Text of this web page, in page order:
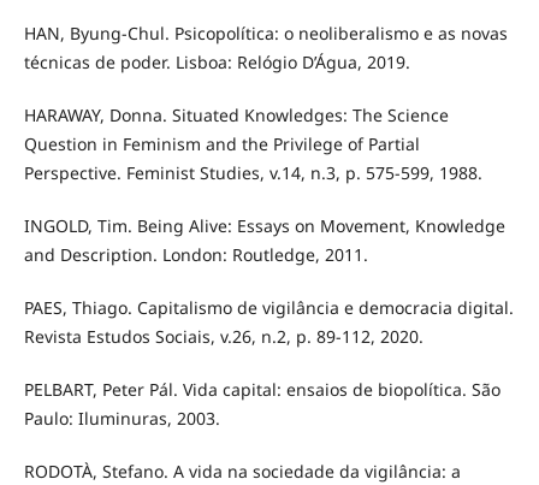
HAN, Byung-Chul. Psicopolítica: o neoliberalismo e as novas
técnicas de poder. Lisboa: Relógio D’Água, 2019.
HARAWAY, Donna. Situated Knowledges: The Science
Question in Feminism and the Privilege of Partial
Perspective. Feminist Studies, v.14, n.3, p. 575-599, 1988.
INGOLD, Tim. Being Alive: Essays on Movement, Knowledge
and Description. London: Routledge, 2011.
PAES, Thiago. Capitalismo de vigilância e democracia digital.
Revista Estudos Sociais, v.26, n.2, p. 89-112, 2020.
PELBART, Peter Pál. Vida capital: ensaios de biopolítica. São
Paulo: Iluminuras, 2003.
RODOTÀ, Stefano. A vida na sociedade da vigilância: a